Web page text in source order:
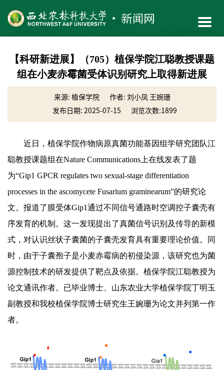
【科研新进展】（705）植保学院江聪教授课题
组在小麦赤霉菌受体识别研究上取得新进展
来源: 植保学院
作者: 刘小凤 王婉珊
发布日期: 2025-07-15
浏览次数:1899
近日，植保学院作物病原真菌功能基因组学研究团队江
聪教授课题组在Nature Communications上在线发表了题
为“Gip1 GPCR regulates two sexual-stage differentiation
processes in the ascomycete Fusarium graminearum”的研究论
文。报道了膜受体Gip1通过不同信号通路时空调控子囊壳有
序发育的机制。这一发现提出了真菌信号识别及传导的新模
式，对认识丝状子囊菌的子囊壳发育具有重要理论价值。同
时，由于子囊孢子是小麦赤霉病的初侵染源，该研究也为菌
源控制技术的研发提供了靶点及依据。植保学院江聪教授为
论文通讯作者。已毕业博士、山东农业大学植保学院丁明玉
副教授和我校植保学院博士研究生王婉珊为论文并列第一作
者。